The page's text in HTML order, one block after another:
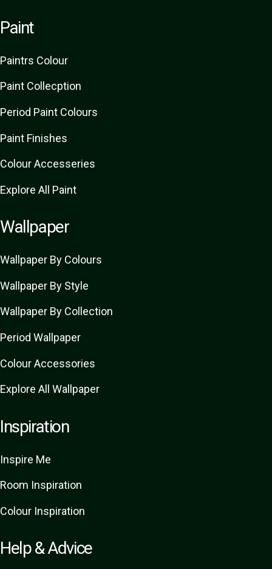
Paint
Paintrs Colour
Paint Collecption
Period Paint Colours
Paint Finishes
Colour Accesseries
Explore All Paint
Wallpaper
Wallpaper By Colours
Wallpaper By Style
Wallpaper By Collection
Period Wallpaper
Colour Accessories
Explore All Wallpaper
Inspiration
Inspire Me
Room Inspiration
Colour Inspiration
Help & Advice